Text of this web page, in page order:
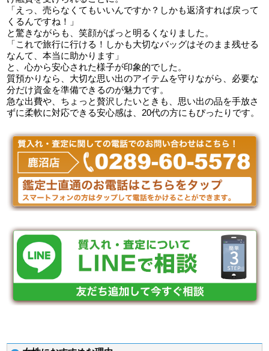
「えっ、売らなくてもいいんですか？しかも返済すれば戻って
くるんですね！」
と驚きながらも、笑顔がぱっと明るくなりました。
「これで旅行に行ける！しかも大切なバッグはそのまま残せる
なんて、本当に助かります」
と、心から安心された様子が印象的でした。
質預かりなら、大切な思い出のアイテムを守りながら、必要な
分だけ資金を準備できるのが魅力です。
急な出費や、ちょっと贅沢したいときも、思い出の品を手放さ
ずに柔軟に対応できる安心感は、20代の方にもぴったりです。